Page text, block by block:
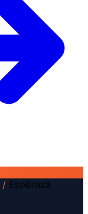
/ Espéraza